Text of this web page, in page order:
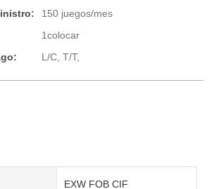
150 juegos/mes
1colocar
L/C, T/T,
EXW FOB CIF